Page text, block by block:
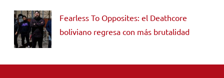
Fearless To Opposites: el Deathcore
boliviano regresa con más brutalidad